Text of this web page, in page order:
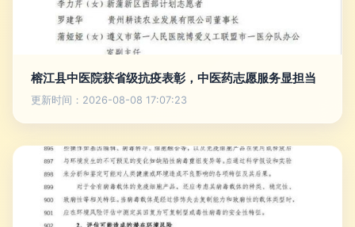
榕江县中医院获省级抗疫表彰，中医药志愿服务显担当
更新时间：2026-08-08 17:07:23